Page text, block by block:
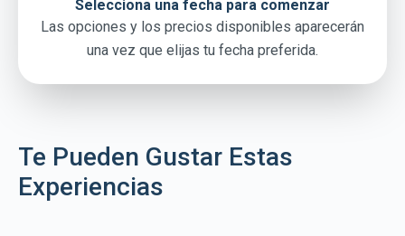
Selecciona una fecha para comenzar
Las opciones y los precios disponibles aparecerán
una vez que elijas tu fecha preferida.
Te Pueden Gustar Estas
Experiencias